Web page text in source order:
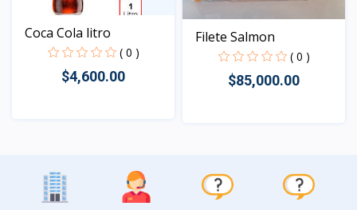
Coca Cola litro
( 0 )
$4,600.00
Filete Salmon
( 0 )
$85,000.00